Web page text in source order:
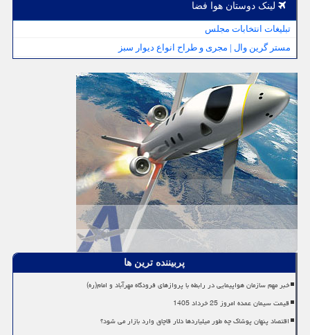
لینک دوستان هوا فضا
تبلیغات انتخابات مجلس
مستر گرین وال | مجری و طراح انواع دیوار سبز
پربیننده ترین ها
خبر مهم سازمان هواپیمایی در رابطه با پروازهای فرودگاه مهرآباد و امام(ره)
قیمت سیمان عمده امروز 25 خرداد 1405
اقتصاد پنهان پوشاک چه طور میلیاردها دلار قاچاق وارد بازار می شود؟